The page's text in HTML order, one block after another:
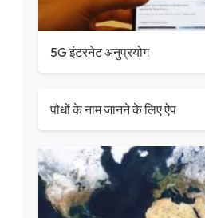
5G इंटरनेट अनुप्रयोग
पौधों के नाम जानने के लिए ऐप